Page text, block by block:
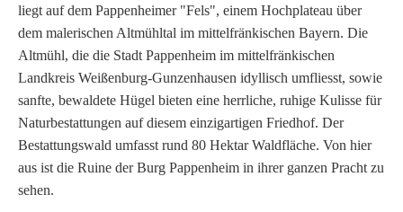
liegt auf dem Pappenheimer "Fels", einem Hochplateau über
dem malerischen Altmühltal im mittelfränkischen Bayern. Die
Altmühl, die die Stadt Pappenheim im mittelfränkischen
Landkreis Weißenburg-Gunzenhausen idyllisch umfliesst, sowie
sanfte, bewaldete Hügel bieten eine herrliche, ruhige Kulisse für
Naturbestattungen auf diesem einzigartigen Friedhof. Der
Bestattungswald umfasst rund 80 Hektar Waldfläche. Von hier
aus ist die Ruine der Burg Pappenheim in ihrer ganzen Pracht zu
sehen.